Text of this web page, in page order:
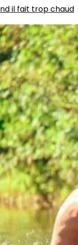
il fait trop chaud